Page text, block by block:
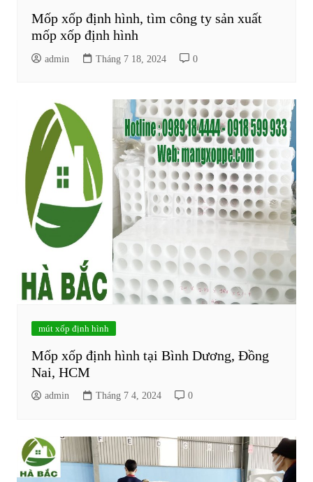
Mốp xốp định hình, tìm công ty sản xuất
mốp xốp định hình
admin Tháng 7 18, 2024 0
mút xốp định hình
Mốp xốp định hình tại Bình Dương, Đồng
Nai, HCM
admin Tháng 7 4, 2024 0